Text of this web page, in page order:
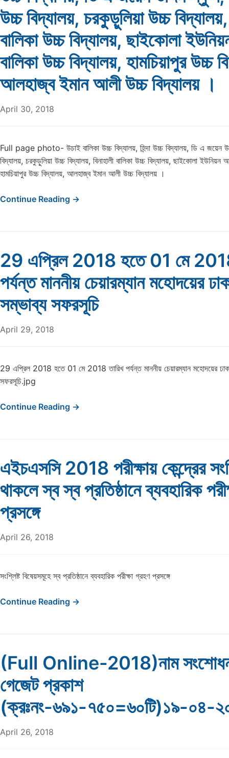
উচ্চ বিদ্যালয়, চরকুড়ুলিয়া উচ্চ বিদ্যালয়,
বালিকা উচ্চ বিদ্যালয়, ছাইকোলা
বালিকা উচ্চ বিদ্যালয়, হামচিয়াপুর উচ্চ
আলহাজ্ব ইমান আলী উচ্চ বিদ্যালয় ।
April 30, 2018
Full page photo- উচাই বালিকা উচ্চ বিদ্যালয়, হিন্দা উচ্চ বিদ্যালয়, ডি এ জয়েন
বিদ্যালয়, চরকুড়ুলিয়া উচ্চ বিদ্যালয়, বিনাহালী বালিকা উচ্চ বিদ্যালয়, ছাইকোলা ইউনিয়ন
হামচিয়াপুর উচ্চ বিদ্যালয়, আলহাজ্ব ইমান আলী উচ্চ বিদ্যালয় ।
Continue Reading →
29 এপ্রিল 2018 হতে 01 মে
পর্যন্ত মাননীয় চেয়ারম্যান মহোদয়ের
সম্ভাব্য সফরসূচি
April 29, 2018
29 এপ্রিল 2018 হতে 01 মে 2018 তারিখ পর্যন্ত মাননীয় চেয়ারম্যান মহোদয়ের
সফরসূচি.jpg
Continue Reading →
এইচএসসি 2018 পরীক্ষায় কেন্দ্রের
থাকলে স্ব স্ব প্রতিষ্ঠানে ব্যবহারিক
প্রসঙ্গে
April 26, 2018
সংশ্লিষ্ট বিষেয়সমূহে স্ব প্রতিষ্ঠানে ব্যবহারিক পরীক্ষা গ্রহণ প্রসঙ্গে
Continue Reading →
(Full Online-2018)নাম সংশোধন
গেজেট প্রকাশ
(ক্রঃনং-৬৯১-৭৫০=৬০টি)১৯-০৪-
April 26, 2018